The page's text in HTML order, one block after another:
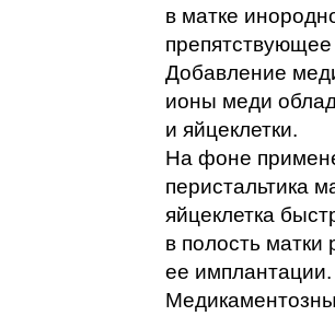
в матке
Добавление
ионы меди
и яйцеклетки.
На фоне
перистальтика
яйцеклетка
в полость
ее имплантации.